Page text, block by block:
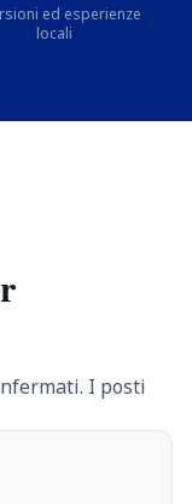
ed esperienze
locali
I posti